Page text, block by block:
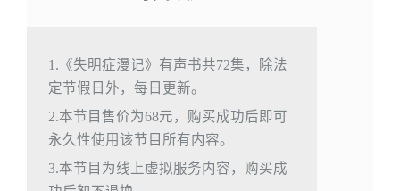
1.《失明症漫记》有声书共72集，除法
定节假日外，每日更新。
2.本节目售价为68元，购买成功后即可
永久性使用该节目所有内容。
3.本节目为线上虚拟服务内容，购买成